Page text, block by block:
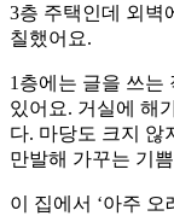
3층 주택인데 외벽
칠했어요.
1층에는 글을 쓰는
있어요. 거실에 해
다. 마당도 크지 않
만발해 가꾸는 기
이 집에서 ‘아주 오